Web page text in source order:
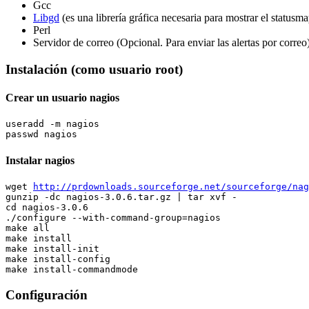
Gcc
Libgd (es una librería gráfica necesaria para mostrar el
Perl
Servidor de correo (Opcional. Para enviar las alertas por
Instalación (como usuario root)
Crear un usuario nagios
useradd -m nagios
Instalar nagios
wget
http://prdownloads.sourceforge.net/sourceforge/
gunzip -dc nagios-3.0.6.tar.gz | tar xvf -
cd nagios-3.0.6
./configure --with-command-group=nagios
make all
make install
make install-init
make install-config
Configuración